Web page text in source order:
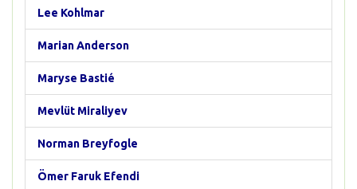
Lee Kohlmar
Marian Anderson
Maryse Bastié
Mevlüt Miraliyev
Norman Breyfogle
Ömer Faruk Efendi